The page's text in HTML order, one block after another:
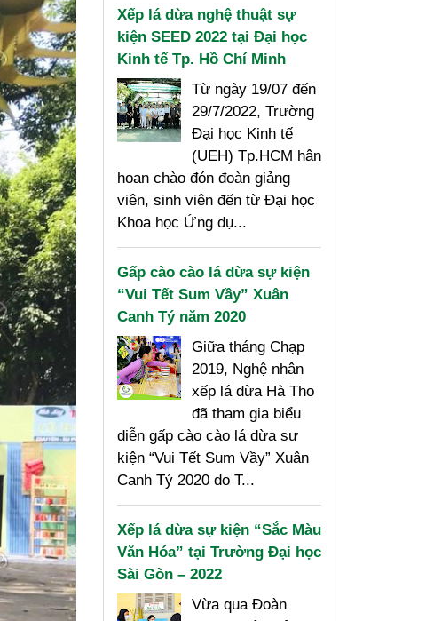
Xếp lá dừa nghệ thuật sự
kiện SEED 2022 tại Đại học
Kinh tế Tp. Hồ Chí Minh
Từ ngày 19/07 đến
29/7/2022, Trường
Đại học Kinh tế
(UEH) Tp.HCM hân
hoan chào đón đoàn giảng
viên, sinh viên đến từ Đại học
Khoa học Ứng dụ...
Gấp cào cào lá dừa sự kiện
“Vui Tết Sum Vầy” Xuân
Canh Tý năm 2020
Giữa tháng Chạp
2019, Nghệ nhân
xếp lá dừa Hà Tho
đã tham gia biểu
diễn gấp cào cào lá dừa sự
kiện “Vui Tết Sum Vầy” Xuân
Canh Tý 2020 do T...
Xếp lá dừa sự kiện “Sắc Màu
Văn Hóa” tại Trường Đại học
Sài Gòn – 2022
Vừa qua Đoàn